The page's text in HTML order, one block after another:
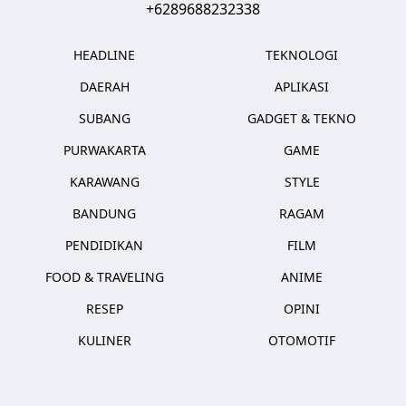
+6289688232338
HEADLINE
DAERAH
SUBANG
PURWAKARTA
KARAWANG
BANDUNG
PENDIDIKAN
FOOD & TRAVELING
RESEP
KULINER
TEKNOLOGI
APLIKASI
GADGET & TEKNO
GAME
STYLE
RAGAM
FILM
ANIME
OPINI
OTOMOTIF